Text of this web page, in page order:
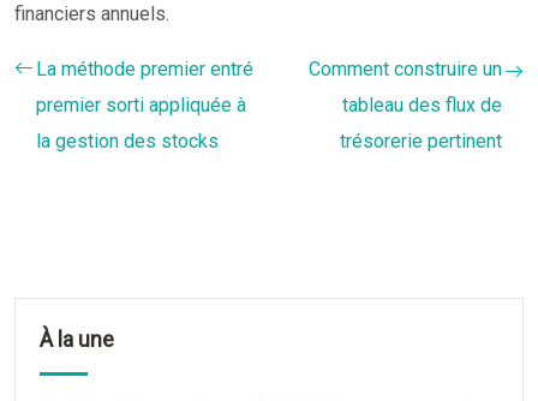
financiers annuels.
La méthode premier entré
premier sorti appliquée à
la gestion des stocks
Comment construire un
tableau des flux de
trésorerie pertinent
À la une